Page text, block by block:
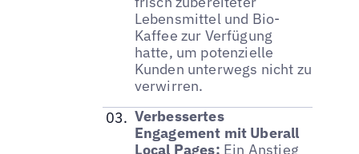
Lebensmittel und Bio-
Kaffee zur Verfügung
hatte, um potenzielle
Kunden unterwegs nicht zu
verwirren.
Verbessertes
Engagement mit Uberall
Local Pages: Ein Anstieg